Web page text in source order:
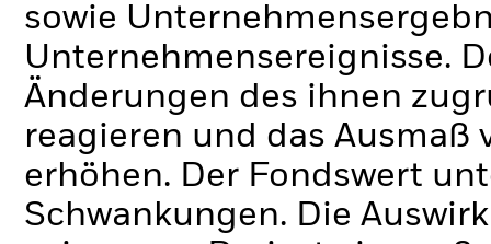
sowie
Unternehmensereignisse.
Änderungen des ihnen
reagieren und das Ausmaß
erhöhen. Der Fondswert
Schwankungen. Die